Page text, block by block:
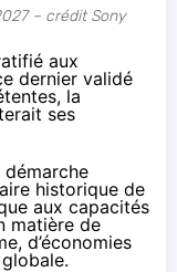
– crédit Sony
aux
dernier validé
la
ses
historique de
aux capacités
matière de
d’économies